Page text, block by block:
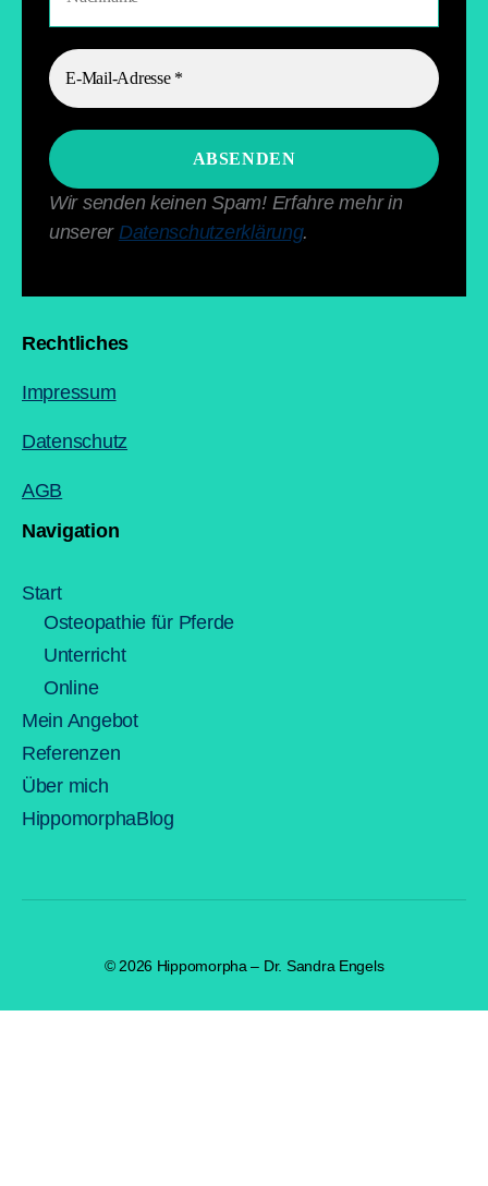
Wir senden keinen Spam! Erfahre mehr in
unserer Datenschutzerklärung.
Rechtliches
Impressum
Datenschutz
AGB
Navigation
Start
Osteopathie für Pferde
Unterricht
Online
Mein Angebot
Referenzen
Über mich
HippomorphaBlog
© 2026 Hippomorpha – Dr. Sandra Engels